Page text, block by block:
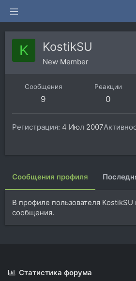
K KostikSU
New Member
Сообщения
9
Реакции
0
Регистрация 4 Июл 2007
Сообщения профиля
В профиле пользователя KostikSU
сообщения.
Статистика форума